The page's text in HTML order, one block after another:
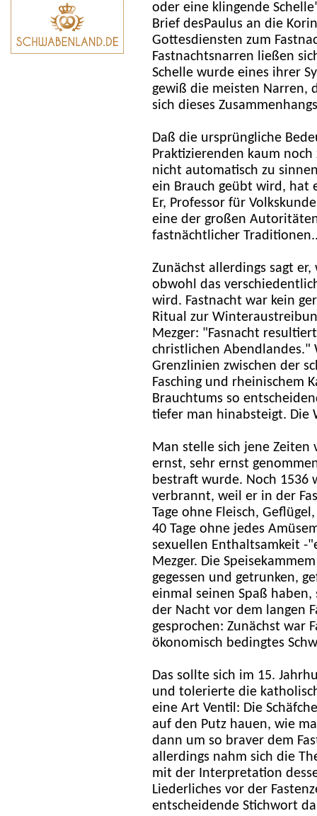
oder eine klingende
Brief desPaulus an die
Gottesdiensten zum
Fastnachtsnarren ließen
Schelle wurde eines ihrer
gewiß die meisten Narren,
sich dieses
Daß die ursprüngliche
Praktizierenden kaum
nicht automatisch zu
ein Brauch geübt wird, hat
Er, Professor für
eine der großen
fastnächtlicher
Zunächst allerdings sagt
obwohl das
wird. Fastnacht war kein
Ritual zur
Mezger: "Fasnacht
christlichen Abendlandes."
Grenzlinien zwischen der
Fasching und rheinischem
Brauchtums so
tiefer man hinabsteigt. Die
Man stelle sich jene Zeiten
ernst, sehr ernst
bestraft wurde. Noch 1536
verbrannt, weil er in der
Tage ohne Fleisch,
40 Tage ohne jedes
sexuellen Enthaltsamkeit -
Mezger. Die
gegessen und getrunken,
einmal seinen Spaß
der Nacht vor dem langen
gesprochen: Zunächst war
ökonomisch bedingtes
Das sollte sich im 15.
und tolerierte die
eine Art Ventil: Die
auf den Putz hauen, wie
dann um so braver dem
allerdings nahm sich die
mit der Interpretation
Liederliches vor der
entscheidende Stichwort